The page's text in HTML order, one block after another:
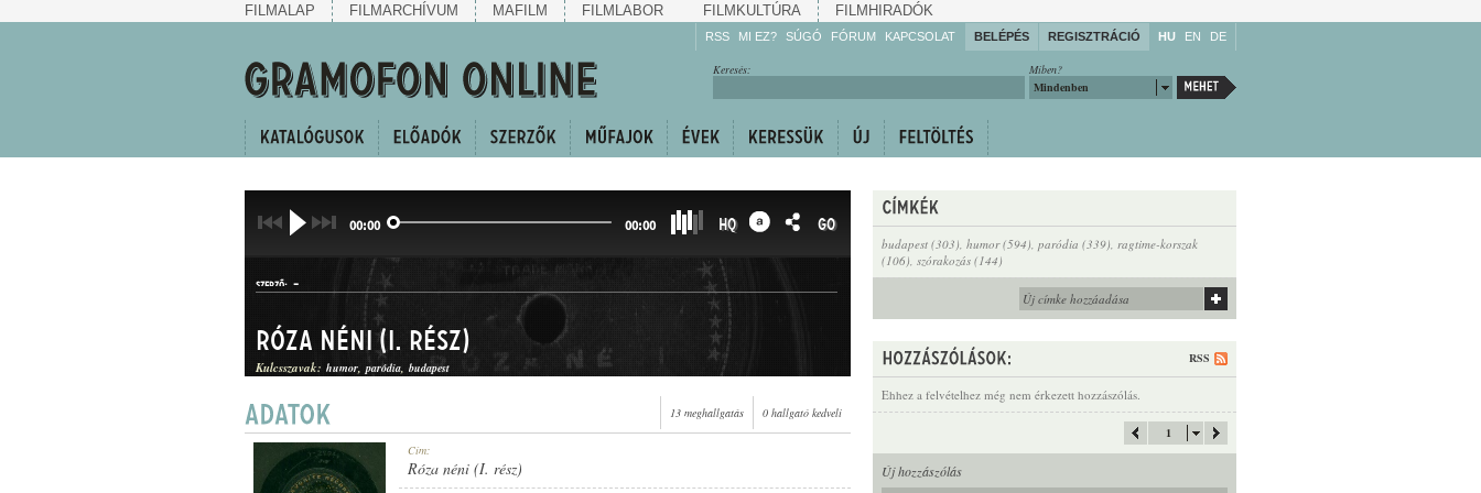
FILMALAP FILMARCHÍVUM MAFILM FILMLABOR FILMKULTÚRA FILMHIRADÓK
RSS MI EZ? SÚGÓ
Gyarapítsa!
FÓRUM KAPCSOLAT BELÉPÉS REGISZTRÁCIÓ HU EN DE
Miben?
Mindenben
Keresés:
budapest (303), humor (594), paródia (339), ragtime-korszak
(106), szórakozás (144)
RSS
Ehhez a felvételhez még nem érkezett hozzászólás.
1
Új hozzászólás
00:00 00:00 HQ GO
SZERZŐ: -
TWO-STEP
Róza néni (I. rész)
Kulcsszavak: humor paródia budapest
13 meghallgatás 0 hallgató kedveli
Cím:
Róza néni (I. rész)